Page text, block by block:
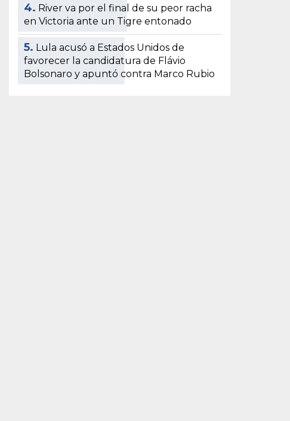
4. River va por el final de su peor racha
en Victoria ante un Tigre entonado
5. Lula acusó a Estados Unidos de
favorecer la candidatura de Flávio
Bolsonaro y apuntó contra Marco Rubio